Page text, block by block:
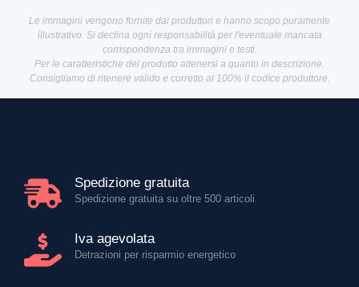
Le immagini vengono fornite dai produttori e hanno scopo puramente
illustrativo. Si declina ogni responsabilità per l'eventuale mancata
corrispondenza tra immagini e testi.
Per le caratteristiche del prodotto attenersi a quanto in descrizione.
Consigliamo di ritenere valido e corretto al 100% il codice produttore.
Spedizione gratuita
Spedizione gratuita su oltre 500 articoli
Iva agevolata
Detrazioni per risparmio energetico